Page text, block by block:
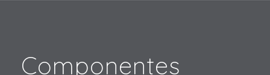
Componentes